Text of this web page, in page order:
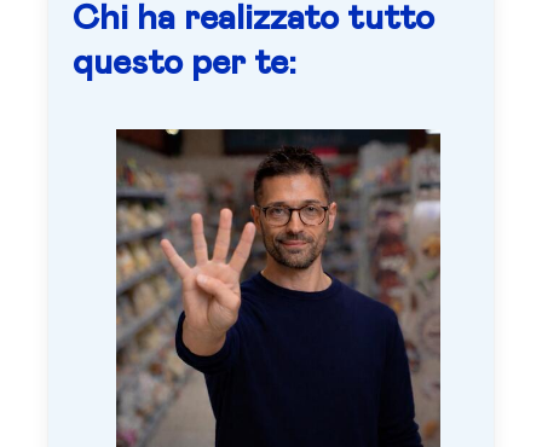
Chi ha realizzato tutto
questo per te: